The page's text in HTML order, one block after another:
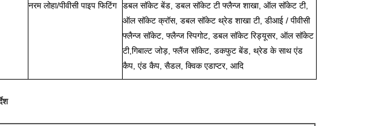
नरम लोहा/पीवीसी पाइप फिटिंग
डबल सॉकेट बेंड, डबल सॉकेट टी फ्लैन्ज शाखा, ऑल सॉकेट टी,
ऑल सॉकेट क्रॉस, डबल सॉकेट थ्रेड शाखा टी, डीआई / पीवीसी
फ्लैन्ज सॉकेट, फ्लैन्ज स्पिगोट, डबल सॉकेट रिड्यूसर, ऑल सॉकेट
टी,गिबाल्ट जोड़, फ्लैंज सॉकेट, डकफुट बेंड, थ्रेड के साथ एंड
कैप, एंड कैप, सैडल, क्विक एडाप्टर, आदि